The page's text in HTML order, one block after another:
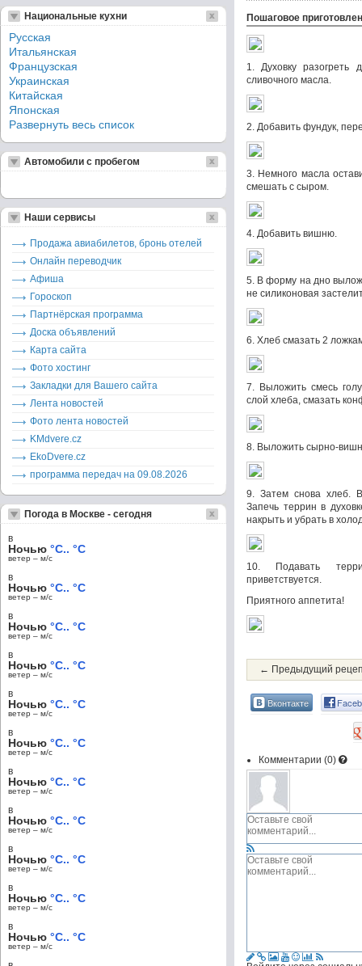
Пошаговое
1. Духовку
сливочного масла.
2. Добавить фундук,
3. Немного масла
смешать с сыром.
4. Добавить вишню.
5. В форму на дно
не силиконовая
6. Хлеб смазать 2
7. Выложить смесь
слой хлеба, смазать
8. Выложить сырно-
9. Затем снова хлеб.
Запечь террин в
накрыть и убрать в
10. Подавать
приветствуется.
Приятного аппетита!
← Предыдущий
Вконтакте
Комментарии (0)
Национальные кухни
Русская
Итальянская
Французская
Украинская
Китайская
Японская
Развернуть весь список
Автомобили с пробегом
Наши сервисы
Продажа авиабилетов, бронь отелей
Онлайн переводчик
Афиша
Гороскоп
Партнёрская программа
Доска объявлений
Карта сайта
Фото хостинг
Закладки для Вашего сайта
Лента новостей
Фото лента новостей
KMdvere.cz
EkoDvere.cz
программа передач на 09.08.2026
Погода в Москве - сегодня
в
Ночью °C.. °C
ветер – м/c
в
Ночью °C.. °C
ветер – м/c
в
Ночью °C.. °C
ветер – м/c
в
Ночью °C.. °C
ветер – м/c
в
Ночью °C.. °C
ветер – м/c
в
Ночью °C.. °C
ветер – м/c
в
Ночью °C.. °C
ветер – м/c
в
Ночью °C.. °C
ветер – м/c
в
Ночью °C.. °C
ветер – м/c
в
Ночью °C.. °C
ветер – м/c
в
Ночью °C.. °C
ветер – м/c